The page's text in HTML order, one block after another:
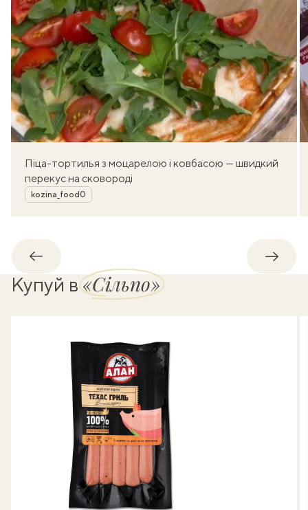
Піца-тортилья з моцарелою і ковбасою — швидкий
перекус на сковороді
Автор
kozina_food0
Назад
Купуй в«Сільпо»